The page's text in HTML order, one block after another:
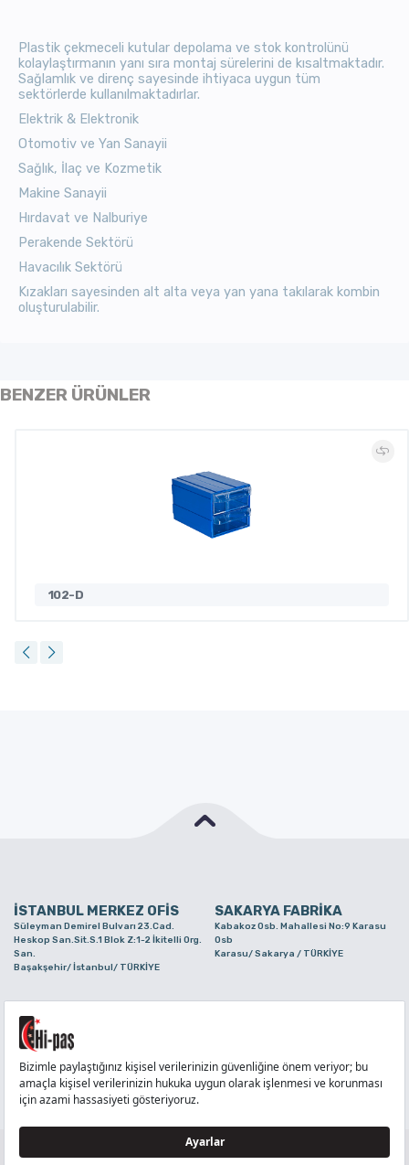
Plastik çekmeceli kutular depolama ve stok kontrolünü
kolaylaştırmanın yanı sıra montaj sürelerini de kısaltmaktadır.
Sağlamlık ve direnç sayesinde ihtiyaca uygun tüm
sektörlerde kullanılmaktadırlar.
Elektrik & Elektronik
Otomotiv ve Yan Sanayii
Sağlık, İlaç ve Kozmetik
Makine Sanayii
Hırdavat ve Nalburiye
Perakende Sektörü
Havacılık Sektörü
Kızakları sayesinden alt alta veya yan yana takılarak kombin
oluşturulabilir.
BENZER ÜRÜNLER
102-D
İSTANBUL MERKEZ OFİS SAKARYA FABRİKA
Süleyman Demirel Bulvarı 23.Cad.
Heskop San.Sit.S.1 Blok Z:1-2 İkitelli Org.
San.
Başakşehir/ İstanbul/ TÜRKİYE
Kabakoz Osb. Mahallesi No:9 Karasu
Osb
Karasu/ Sakarya / TÜRKİYE
Alaaddinbey Mah. Ayfatma Cad. No.11 A/C
Sam.3 Plaza B Blok Nilüfer/ Bursa/
TÜRKİYE
TELEFON
TÜM HAKLARI Hİ-PAŞ PLASTİK EŞYA TİC. VE SAN. LTD. ŞTİ..’E AİTTİR